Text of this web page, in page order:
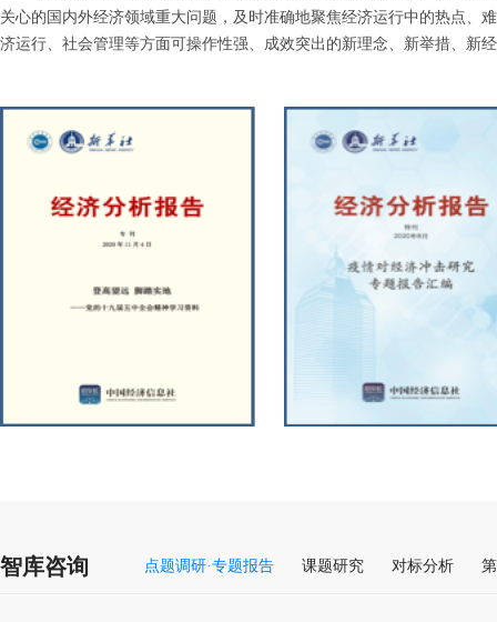
关心的国内外经济领域重大问题，及时准确地聚焦经济运行中的热点、
济运行、社会管理等方面可操作性强、成效突出的新理念、新举措、新
智库咨询 点题调研·专题报告 课题研究 对标分析